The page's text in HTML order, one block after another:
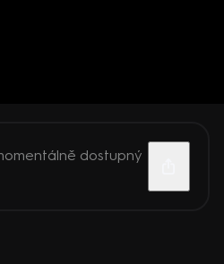
dostupný